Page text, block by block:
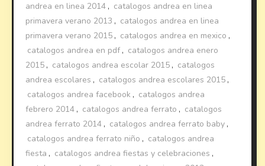
andrea en linea 2014 , catalogos andrea en linea
primavera verano 2013 , catalogos andrea en linea
primavera verano 2015 , catalogos andrea en mexico ,
catalogos andrea en pdf , catalogos andrea enero
2015 , catalogos andrea escolar 2015 , catalogos
andrea escolares , catalogos andrea escolares 2015 ,
catalogos andrea facebook , catalogos andrea
febrero 2014 , catalogos andrea ferrato , catalogos
andrea ferrato 2014 , catalogos andrea ferrato baby ,
catalogos andrea ferrato niño , catalogos andrea
fiesta , catalogos andrea fiestas y celebraciones ,